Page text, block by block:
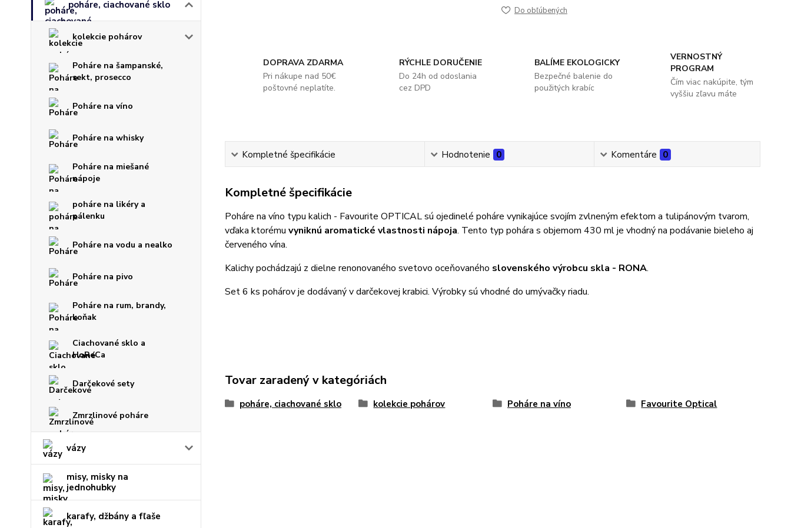
poháre, ciachované sklo
kolekcie pohárov
Poháre na šampanské,
sekt, prosecco
Poháre na víno
Poháre na whisky
Poháre na miešané
nápoje
poháre na likéry a
pálenku
Poháre na vodu a nealko
Poháre na pivo
Poháre na rum, brandy,
koňak
Ciachované sklo a
HoReCa
Darčekové sety
Zmrzlinové poháre
vázy
misy, misky na
jednohubky
karafy, džbány a fľaše
Do obľúbených
DOPRAVA ZDARMA
Pri nákupe nad 50€
poštovné neplatíte.
RÝCHLE DORUČENIE
Do 24h od odoslania
cez DPD
BALÍME EKOLOGICKY
Bezpečné balenie do
použitých krabíc
VERNOSTNÝ
PROGRAM
Čím viac nakúpite, tým
vyššiu zľavu máte
Kompletné špecifikácie Hodnotenie 0 Komentáre 0
Kompletné špecifikácie
Poháre na víno typu kalich - Favourite OPTICAL sú ojedinelé poháre vynikajúce svojím zvlneným efektom a tulipánovým tvarom,
vďaka ktorému vyniknú aromatické vlastnosti nápoja. Tento typ pohára s objemom 430 ml je vhodný na podávanie bieleho aj
červeného vína.
Kalichy pochádzajú z dielne renonovaného svetovo oceňovaného slovenského výrobcu skla - RONA.
Set 6 ks pohárov je dodávaný v darčekovej krabici. Výrobky sú vhodné do umývačky riadu.
Tovar zaradený v kategóriách
poháre, ciachované sklo kolekcie pohárov Poháre na víno Favourite Optical